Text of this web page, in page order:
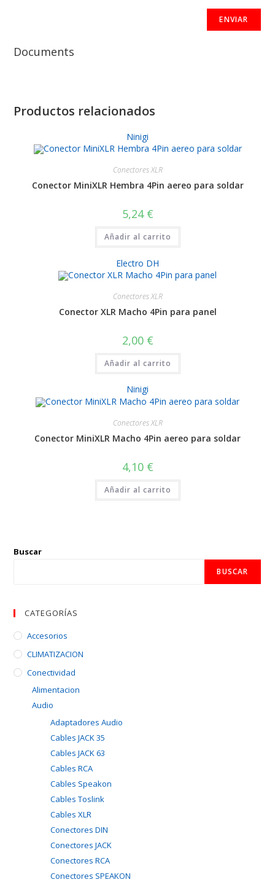
Documents
Productos relacionados
Ninigi
Conectores XLR
Conector MiniXLR Hembra 4Pin aereo para soldar
5,24 €
Añadir al carrito
Electro DH
Conectores XLR
Conector XLR Macho 4Pin para panel
2,00 €
Añadir al carrito
Ninigi
Conectores XLR
Conector MiniXLR Macho 4Pin aereo para soldar
4,10 €
Añadir al carrito
Buscar
BUSCAR
CATEGORÍAS
Accesorios
CLIMATIZACION
Conectividad
Alimentacion
Audio
Adaptadores Audio
Cables JACK 35
Cables JACK 63
Cables RCA
Cables Speakon
Cables Toslink
Cables XLR
Conectores DIN
Conectores JACK
Conectores RCA
Conectores SPEAKON